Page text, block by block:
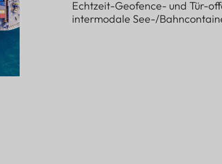
Echtzeit-Geofence- und Tür-
intermodale See-/